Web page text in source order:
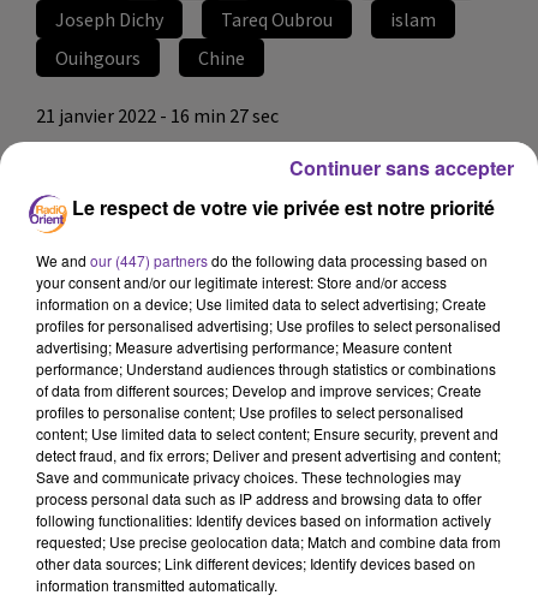
Joseph Dichy
Tareq Oubrou
islam
Ouihgours
Chine
21 janvier 2022 - 16 min 27 sec
LE JOURNAL DU SOIR EN LANGUE FRANCAISE
LB
JOURNAL EN LANGUE FRANÇAISE
Journal présenté par FX de Calonne
Un drame de l’immigration clandestine au large de la
Tunisie. quatre Tunisiens sont morts et sept autres sont
portés disparus après le naufrage d'une embarcation.
La Chine s'est dite ce vendredi "fermement opposée" à
la résolution du parlement français qui reconnaît
officiellement le génocide des Ouïghours. Le texte des
députés socialistes a été adopté presque unanimement
hier. Nous écouterons le député qui a porté cette
résolution, le socialiste Alain David.
Le respect de votre vie privée est notre priorité
We and our (447) partnersdo the following data processing based on
your consent and/or our legitimate interest: Store and/or access
information on a device; Use limited data to select advertising; Create
profiles for personalised advertising; Use profiles to select personalised
advertising; Measure advertising performance; Measure content
performance; Understand audiences through statistics or combinations
of data from different sources; Develop and improve services; Create
profiles to personalise content; Use profiles to select personalised
content; Use limited data to select content; Ensure security, prevent and
detect fraud, and fix errors; Deliver and present advertising and content;
Save and communicate privacy choices. These technologies may
process personal data such as IP address and browsing data to offer
following functionalities: Identify devices based on information actively
requested; Use precise geolocation data; Match and combine data from
other data sources; Link different devices; Identify devices based on
information transmitted automatically.
Continuer sans accepter